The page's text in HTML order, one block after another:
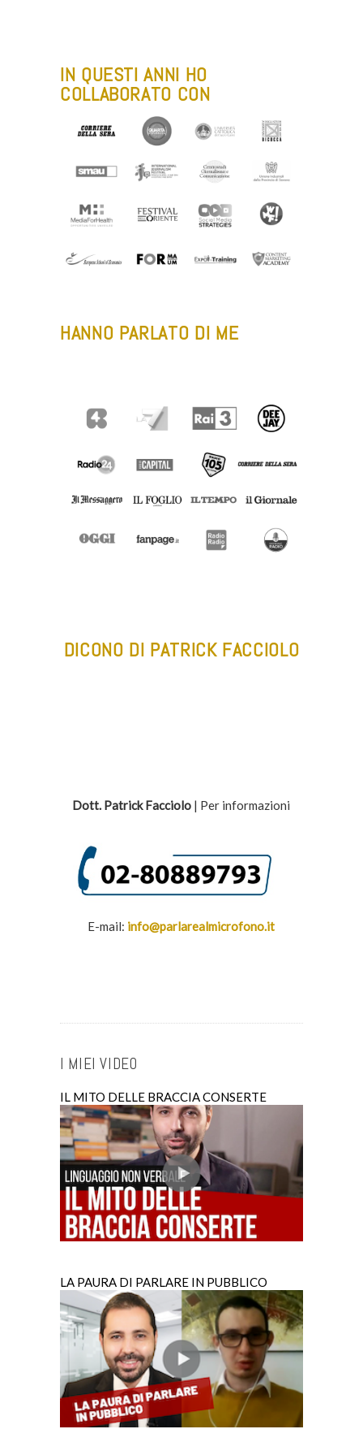
IN QUESTI ANNI HO
COLLABORATO CON
HANNO PARLATO DI ME
DICONO DI PATRICK FACCIOLO
Dott. Patrick Facciolo | Per informazioni
E-mail: info@parlarealmicrofono.it
I MIEI VIDEO
IL MITO DELLE BRACCIA CONSERTE
LA PAURA DI PARLARE IN PUBBLICO